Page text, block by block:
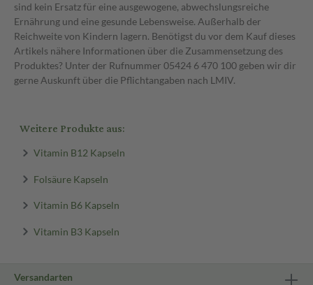
sind kein Ersatz für eine ausgewogene, abwechslungsreiche
Ernährung und eine gesunde Lebensweise. Außerhalb der
Reichweite von Kindern lagern. Benötigst du vor dem Kauf dieses
Artikels nähere Informationen über die Zusammensetzung des
Produktes? Unter der Rufnummer 05424 6 470 100 geben wir dir
gerne Auskunft über die Pflichtangaben nach LMIV.
Weitere Produkte aus:
Vitamin B12 Kapseln
Folsäure Kapseln
Vitamin B6 Kapseln
Vitamin B3 Kapseln
Versandarten